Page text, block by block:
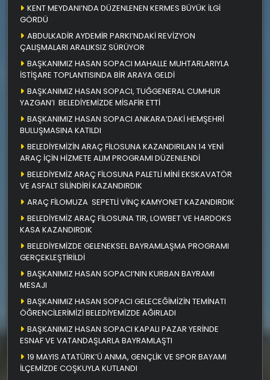
KENT MEYDANI’NDA DÜZENLENEN KERMES BÜYÜK İLGİ
GÖRDÜ
ABDULKADİR AYDEMİR PARKI’NDAKİ REVİZYON
ÇALIŞMALARI ARALIKSIZ SÜRÜYOR
BAŞKANIMIZ HASAN SOPACI MAHALLE MUHTARLARIYLA
İSTİŞARE TOPLANTISINDA BİR ARAYA GELDİ
BAŞKANIMIZ HASAN SOPACI, TUĞGENERAL CUMHUR
YAZGAN’I BELEDİYEMİZDE MİSAFİR ETTİ
BAŞKANIMIZ HASAN SOPACI ANKARA’DAKİ HEMŞEHRİ
BULUŞMASINA KATILDI
BELEDİYEMİZİN ARAÇ FİLOSUNA KAZANDIRILAN 14 YENİ
ARAÇ İÇİN HİZMETE ALIM PROGRAMI DÜZENLENDİ
BELEDİYEMİZ ARAÇ FİLOSUNA PALETLİ MİNİ EKSKAVATÖR
VE ASFALT SİLİNDİRİ KAZANDIRDIK
ARAÇ FİLOMUZA SEPETLİ VİNÇ KAMYONET KAZANDIRDIK
BELEDİYEMİZ ARAÇ FİLOSUNA TIR, LOWBET VE HARDOKS
KASA KAZANDIRDIK
BELEDİYEMİZDE GELENEKSEL BAYRAMLAŞMA PROGRAMI
GERÇEKLEŞTİRİLDİ
BAŞKANIMIZ HASAN SOPACI’NIN KURBAN BAYRAMI
MESAJI
BAŞKANIMIZ HASAN SOPACI GELECEĞİMİZİN TEMİNATI
ÖĞRENCİLERİMİZİ BELEDİYEMİZDE AĞIRLADI
BAŞKANIMIZ HASAN SOPACI KAPALI PAZAR YERİNDE
ESNAF VE VATANDAŞLARLA BAYRAMLAŞTI
19 MAYIS ATATÜRK’Ü ANMA, GENÇLİK VE SPOR BAYAMI
İLÇEMİZDE COŞKUYLA KUTLANDI